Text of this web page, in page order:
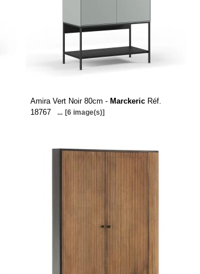
Amira Vert Noir 80cm - Marckeric Réf.
18767
... [6 image(s)]